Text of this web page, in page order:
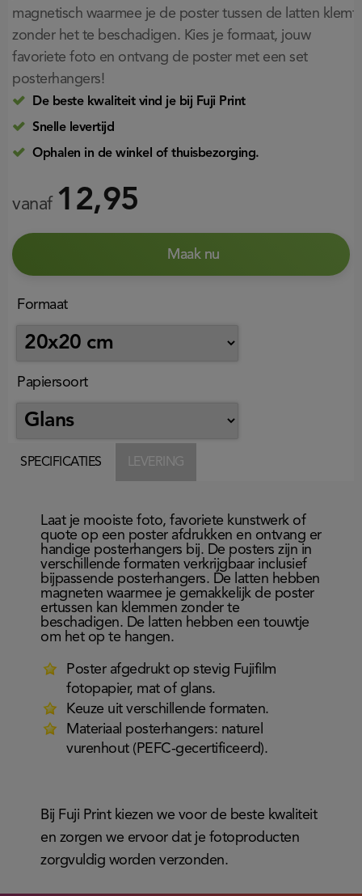
magnetisch waarmee je de poster tussen de latten klemt
zonder het te beschadigen. Kies je formaat, jouw
favoriete foto en ontvang de poster met een set
posterhangers!
Formaat
Papiersoort
De beste kwaliteit vind je bij Fuji Print
Snelle levertijd
Ophalen in de winkel of thuisbezorging.
vanaf 12,95
Maak nu
SPECIFICATIES LEVERING
Laat je mooiste foto, favoriete kunstwerk of
quote op een poster afdrukken en ontvang er
handige posterhangers bij. De posters zijn in
verschillende formaten verkrijgbaar inclusief
bijpassende posterhangers. De latten hebben
magneten waarmee je gemakkelijk de poster
ertussen kan klemmen zonder te
beschadigen. De latten hebben een touwtje
om het op te hangen.
Poster afgedrukt op stevig Fujifilm
fotopapier, mat of glans.
Keuze uit verschillende formaten.
Materiaal posterhangers: naturel
vurenhout (PEFC-gecertificeerd).
Bij Fuji Print kiezen we voor de beste kwaliteit
en zorgen we ervoor dat je fotoproducten
zorgvuldig worden verzonden.